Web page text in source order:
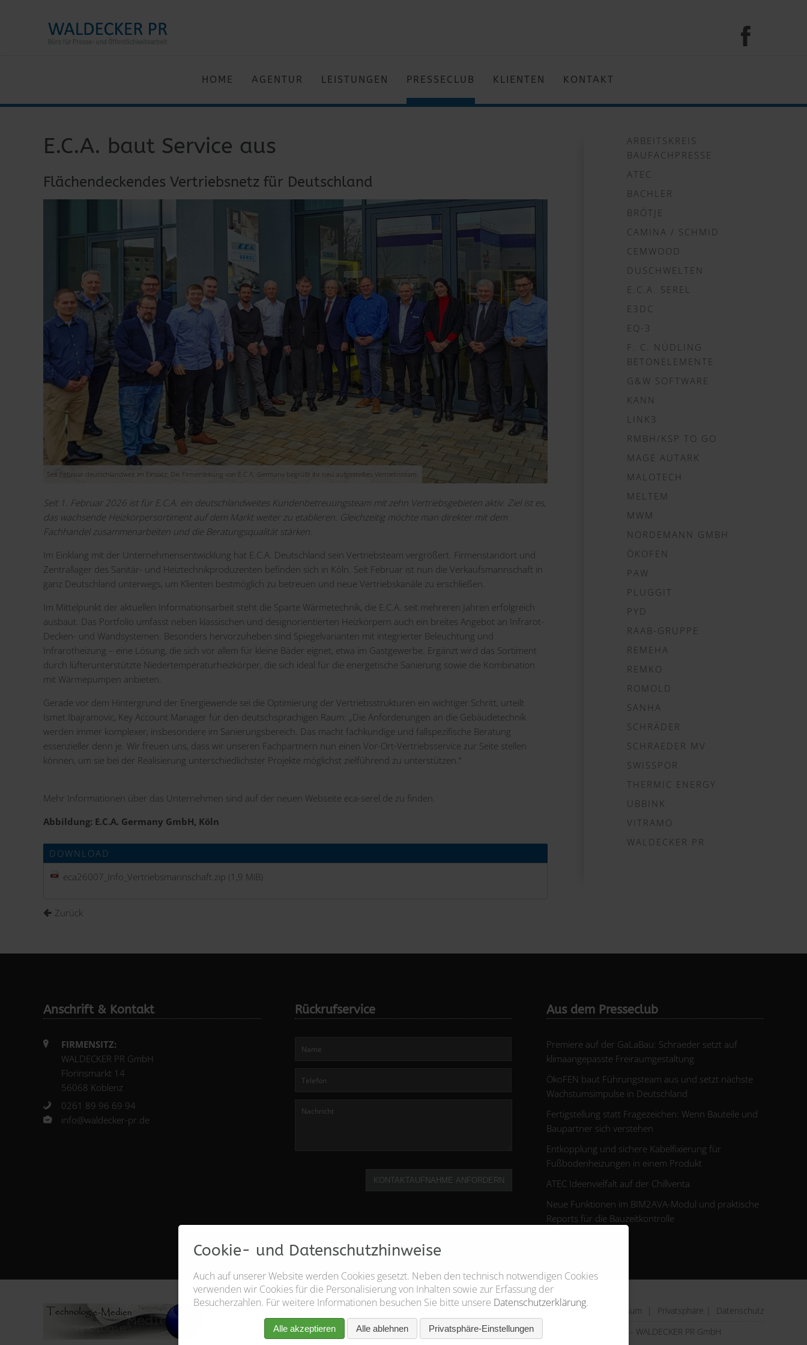
HOME AGENTUR LEISTUNGEN PRESSECLUB KLIENTEN KONTAKT
E.C.A. baut Service aus
Flächendeckendes Vertriebsnetz für Deutschland
Seit Februar deutschlandweit im Einsatz: Die Firmenleitung von E.C.A. Germany begrüßt ihr neu aufgestelltes Vertriebsteam.
Seit 1. Februar 2026 ist für E.C.A. ein deutschlandweites Kundenbetreuungsteam mit zehn Vertriebsgebieten aktiv. Ziel ist es,
das wachsende Heizkörpersortiment auf dem Markt weiter zu etablieren. Gleichzeitig möchte man direkter mit dem
Fachhandel zusammenarbeiten und die Beratungsqualität stärken.
Im Einklang mit der Unternehmensentwicklung hat E.C.A. Deutschland sein Vertriebsteam vergrößert. Firmenstandort und
Zentrallager des Sanitär- und Heiztechnikproduzenten befinden sich in Köln. Seit Februar ist nun die Verkaufsmannschaft in
ganz Deutschland unterwegs, um Klienten bestmöglich zu betreuen und neue Vertriebskanäle zu erschließen.
Im Mittelpunkt der aktuellen Informationsarbeit steht die Sparte Wärmetechnik, die E.C.A. seit mehreren Jahren erfolgreich
ausbaut. Das Portfolio umfasst neben klassischen und designorientierten Heizkörpern auch ein breites Angebot an Infrarot-
Decken- und Wandsystemen. Besonders hervorzuheben sind Spiegelvarianten mit integrierter Beleuchtung und
Infrarotheizung – eine Lösung, die sich vor allem für kleine Bäder eignet, etwa im Gastgewerbe. Ergänzt wird das Sortiment
durch lüfterunterstützte Niedertemperaturheizkörper, die sich ideal für die energetische Sanierung sowie die Kombination
mit Wärmepumpen anbieten.
Gerade vor dem Hintergrund der Energiewende sei die Optimierung der Vertriebsstrukturen ein wichtiger Schritt, urteilt
Ismet Ibajramovic, Key Account Manager für den deutschsprachigen Raum: „Die Anforderungen an die Gebäudetechnik
werden immer komplexer, insbesondere im Sanierungsbereich. Das macht fachkundige und fallspezifische Beratung
essenzieller denn je. Wir freuen uns, dass wir unseren Fachpartnern nun einen Vor-Ort-Vertriebsservice zur Seite stellen
können, um sie bei der Realisierung unterschiedlichster Projekte möglichst zielführend zu unterstützen.“
Mehr Informationen über das Unternehmen sind auf der neuen Webseite eca-serel.de zu finden.
Abbildung: E.C.A. Germany GmbH, Köln
DOWNLOAD
eca26007_Info_Vertriebsmannschaft.zip (1,9 MiB)
Zurück
ARBEITSKREIS
BAUFACHPRESSE
ATEC
BACHLER
BRÖTJE
CAMINA / SCHMID
CEMWOOD
DUSCHWELTEN
E.C.A. SEREL
E3DC
EQ-3
F. C. NÜDLING
BETONELEMENTE
G&W SOFTWARE
KANN
LINK3
RMBH/KSP TO GO
MAGE AUTARK
MALOTECH
MELTEM
MWM
NORDEMANN GMBH
ÖKOFEN
PAW
PLUGGIT
PYD
RAAB-GRUPPE
REMEHA
REMKO
ROMOLD
SANHA
SCHRÄDER
SCHRAEDER MV
SWISSPOR
THERMIC ENERGY
UBBINK
VITRAMO
WALDECKER PR
Anschrift & Kontakt
FIRMENSITZ:
WALDECKER PR GmbH
Florinsmarkt 14
56068 Koblenz
0261 89 96 69 94
info@waldecker-pr.de
Rückrufservice
KONTAKTAUFNAHME ANFORDERN
Aus dem Presseclub
Premiere auf der GaLaBau: Schraeder setzt auf
klimaangepasste Freiraumgestaltung
ÖkoFEN baut Führungsteam aus und setzt nächste
Wachstumsimpulse in Deutschland
Fertigstellung statt Fragezeichen: Wenn Bauteile und
Baupartner sich verstehen
Entkopplung und sichere Kabelfixierung für
Fußbodenheizungen in einem Produkt
ATEC Ideenvielfalt auf der Chillventa
Neue Funktionen im BIM2AVA-Modul und praktische
Reports für die Bauzeitkontrolle
Impressum Privatsphäre
Datenschutz
© 2026 - WALDECKER PR GmbH
Cookie- und Datenschutzhinweise
Auch auf unserer Website werden Cookies gesetzt. Neben den technisch notwendigen Cookies
verwenden wir Cookies für die Personalisierung von Inhalten sowie zur Erfassung der
Besucherzahlen. Für weitere Informationen besuchen Sie bitte unsere Datenschutzerklärung.
Alle akzeptieren Alle ablehnen Privatsphäre-Einstellungen